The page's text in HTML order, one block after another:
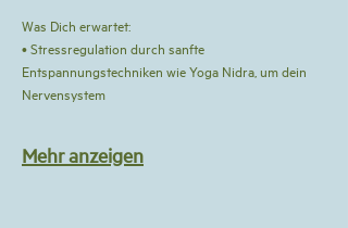
Was Dich erwartet:
• Stressregulation durch sanfte
Entspannungstechniken wie Yoga Nidra, um dein
Nervensystem
Mehr anzeigen